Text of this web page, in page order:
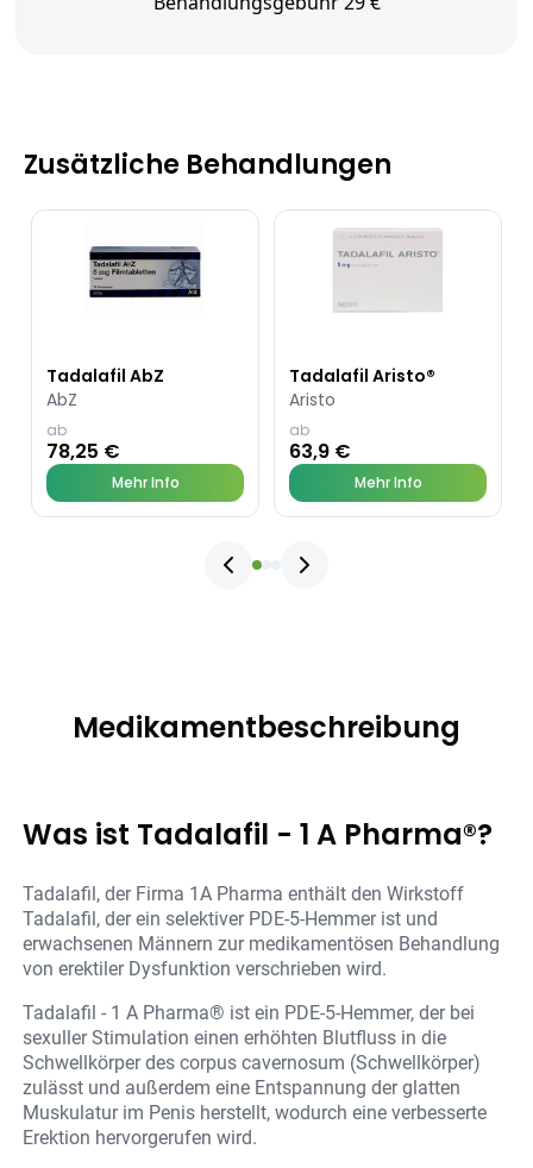
Zusätzliche Behandlungen
Tadalafil AbZ
AbZ
ab
78,25 €
Mehr Info
Tadalafil Aristo®
Aristo
ab
63,9 €
Mehr Info
Medikamentbeschreibung
Was ist Tadalafil - 1 A Pharma®?
Tadalafil, der Firma 1A Pharma enthält den Wirkstoff
Tadalafil, der ein selektiver PDE-5-Hemmer ist und
erwachsenen Männern zur medikamentösen Behandlung
von erektiler Dysfunktion verschrieben wird.
Tadalafil - 1 A Pharma® ist ein PDE-5-Hemmer, der bei
sexuller Stimulation einen erhöhten Blutfluss in die
Schwellkörper des corpus cavernosum (Schwellkörper)
zulässt und außerdem eine Entspannung der glatten
Muskulatur im Penis herstellt, wodurch eine verbesserte
Erektion hervorgerufen wird.